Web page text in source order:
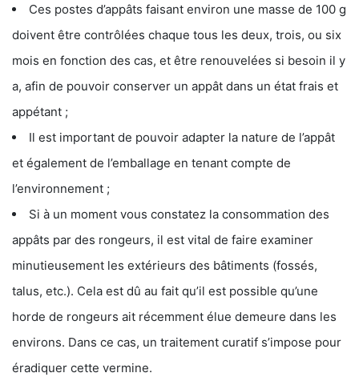
Ces postes d’appâts faisant environ une masse de 100 g
doivent être contrôlées chaque tous les deux, trois, ou six
mois en fonction des cas, et être renouvelées si besoin il y
a, afin de pouvoir conserver un appât dans un état frais et
appétant ;
Il est important de pouvoir adapter la nature de l’appât
et également de l’emballage en tenant compte de
l’environnement ;
Si à un moment vous constatez la consommation des
appâts par des rongeurs, il est vital de faire examiner
minutieusement les extérieurs des bâtiments (fossés,
talus, etc.). Cela est dû au fait qu’il est possible qu’une
horde de rongeurs ait récemment élue demeure dans les
environs. Dans ce cas, un traitement curatif s’impose pour
éradiquer cette vermine.